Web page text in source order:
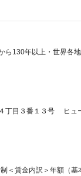
ら130年以上・世界各
丁目３番１３号 ヒュ
＜賃金内訳＞年額（基